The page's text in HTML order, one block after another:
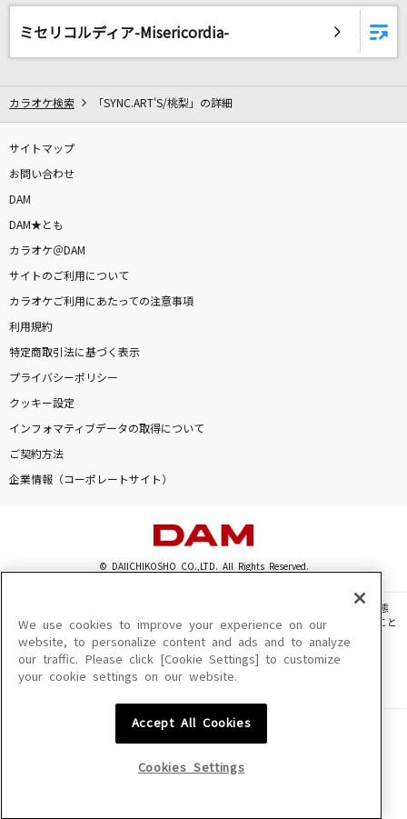
名前のない怪物
EGOIST
AAA DEN-O form
[生音]again
YUI
[生音]Any
～
小柳ゆき
Story
AI
ポケットに魔法を入れて
Bling-Bang-Bang-Born
Creepy Nuts
もっと見る
DAMの新曲・ランキングなど
ミセリコルディア-Misericordia-
カラオケ検索 「SYNC.ART'S/桃梨」の詳細
サイトマップ
お問い合わせ
DAM
DAM★とも
カラオケ＠DAM
サイトのご利用について
カラオケご利用にあたっての注意事項
利用規約
特定商取引法に基づく表示
プライバシーポリシー
クッキー設定
インフォマティブデータの取得について
ご契約方法
企業情報（コーポレートサイト）
© DAIICHIKOSHO CO.,LTD. All Rights Reserved.
このサイトに掲載されている一切の文章・画像・写真・動画・音声等を、手段や形態
を問わず、著作権法の定める範囲を超えて無断で複製、転載、ファイル化などすること
を禁じます。
楽曲及びコンテンツは、機種によりご利用いただけない場合があります。
楽曲及びコンテンツの配信日、配信内容が変更になる場合があります。
We use cookies to improve your experience on our
website, to personalize content and ads and to analyze
our traffic. Please click [Cookie Settings] to customize
your cookie settings on our website.
Accept All Cookies
Cookies Settings